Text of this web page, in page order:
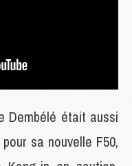
Dembélé était aussi
sa nouvelle F50,